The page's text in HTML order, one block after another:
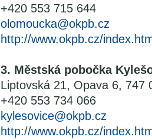
+420 553 715 644
olomoucka@okpb.cz
http://www.okpb.cz/
3. Městská pobočka
Liptovská 21, Opava 6, 747
+420 553 734 066
kylesovice@okpb.cz
http://www.okpb.cz/